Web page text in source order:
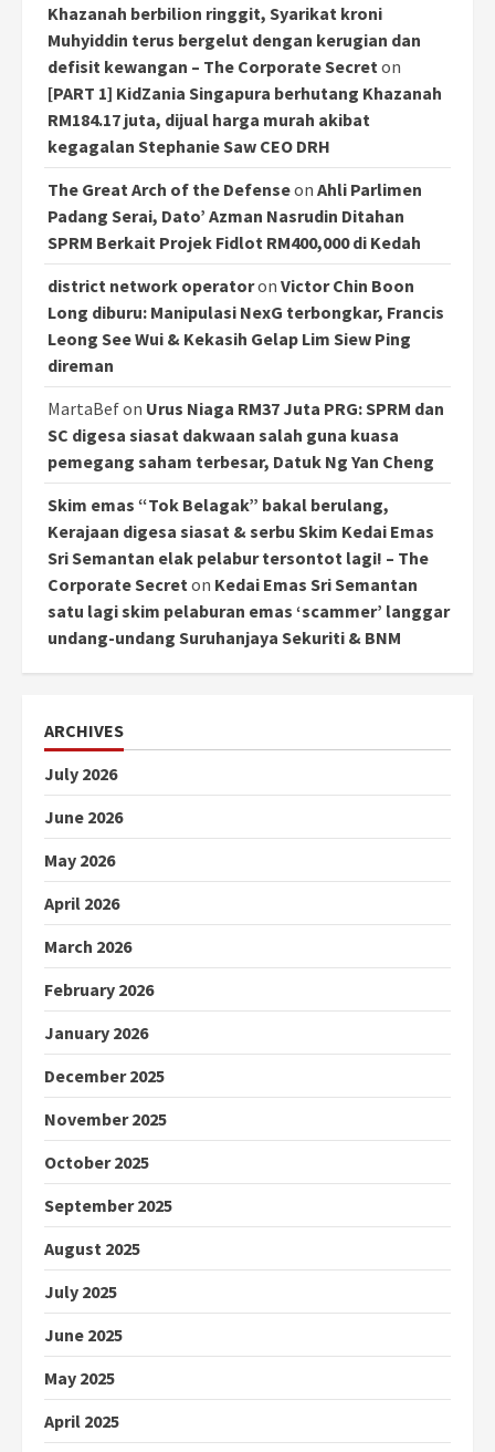
Khazanah berbilion ringgit, Syarikat kroni
Muhyiddin terus bergelut dengan kerugian dan
defisit kewangan – The Corporate Secreton
[PART 1] KidZania Singapura berhutang Khazanah
RM184.17 juta, dijual harga murah akibat
kegagalan Stephanie Saw CEO DRH
The Great Arch of the Defenseon Ahli Parlimen
Padang Serai, Dato’ Azman Nasrudin Ditahan
SPRM Berkait Projek Fidlot RM400,000 di Kedah
district network operatoron Victor Chin Boon
Long diburu: Manipulasi NexG terbongkar, Francis
Leong See Wui & Kekasih Gelap Lim Siew Ping
direman
MartaBefon Urus Niaga RM37 Juta PRG: SPRM dan
SC digesa siasat dakwaan salah guna kuasa
pemegang saham terbesar, Datuk Ng Yan Cheng
Skim emas “Tok Belagak” bakal berulang,
Kerajaan digesa siasat & serbu Skim Kedai Emas
Sri Semantan elak pelabur tersontot lagi! – The
Corporate Secreton Kedai Emas Sri Semantan
satu lagi skim pelaburan emas ‘scammer’ langgar
undang-undang Suruhanjaya Sekuriti & BNM
ARCHIVES
July 2026
June 2026
May 2026
April 2026
March 2026
February 2026
January 2026
December 2025
November 2025
October 2025
September 2025
August 2025
July 2025
June 2025
May 2025
April 2025